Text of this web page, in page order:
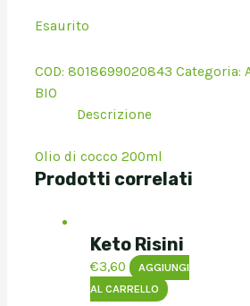
Esaurito
COD:8018699020843 Categoria:
BIO
Descrizione
Olio di cocco 200ml
Prodotti correlati
Keto Risini
€3,60
AGGIUNGI
AL CARRELLO